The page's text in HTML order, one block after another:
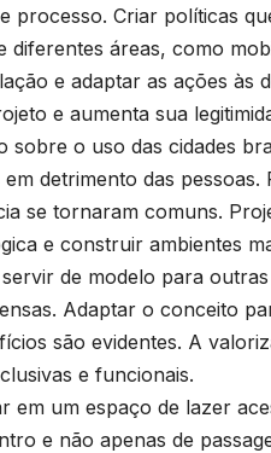
processo. Criar políticas
áreas, como
e adaptar as ações às
e aumenta sua
o uso das cidades
detrimento das pessoas.
se tornaram comuns.
e construir ambientes
de modelo para
Adaptar o conceito
são evidentes. A
e funcionais.
um espaço de lazer
e não apenas de